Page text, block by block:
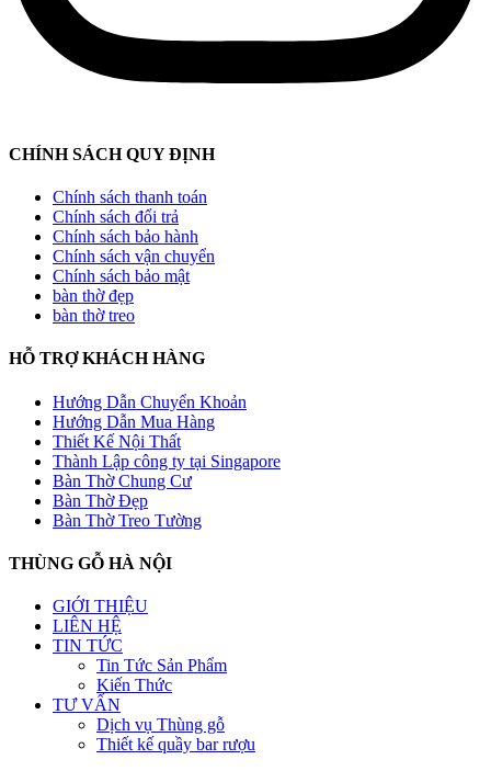
CHÍNH SÁCH QUY ĐỊNH
Chính sách thanh toán
Chính sách đổi trả
Chính sách bảo hành
Chính sách vận chuyển
Chính sách bảo mật
bàn thờ đẹp
bàn thờ treo
HỖ TRỢ KHÁCH HÀNG
Hướng Dẫn Chuyển Khoản
Hướng Dẫn Mua Hàng
Thiết Kế Nội Thất
Thành Lập công ty tại Singapore
Bàn Thờ Chung Cư
Bàn Thờ Đẹp
Bàn Thờ Treo Tường
THÙNG GỖ HÀ NỘI
GIỚI THIỆU
LIÊN HỆ
TIN TỨC
Tin Tức Sản Phẩm
Kiến Thức
TƯ VẤN
Dịch vụ Thùng gỗ
Thiết kế quầy bar rượu